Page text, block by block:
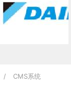
/ CMS系统